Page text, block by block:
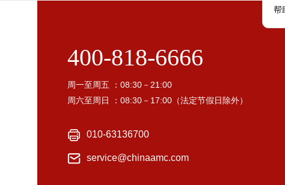
帮
400-818-6666
周一至周五 ：08:30－21:00
周六至周日 ：08:30－17:00（法定节假日除外）
010-63136700
service@chinaamc.com